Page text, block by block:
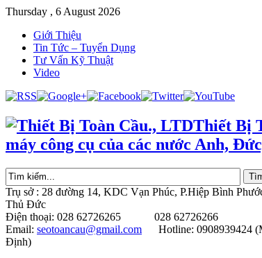
Thursday , 6 August 2026
Giới Thiệu
Tin Tức – Tuyển Dụng
Tư Vấn Kỹ Thuật
Video
Thiết Bị
máy công cụ của các nước Anh,
Trụ sở : 28 đường 14, KDC Vạn Phúc, P.Hiệp Bình
Thủ Đức
Điện thoại: 028 62726265 028 62726266
Email: seotoancau@gmail.com Hotline: 0908939424
Định)